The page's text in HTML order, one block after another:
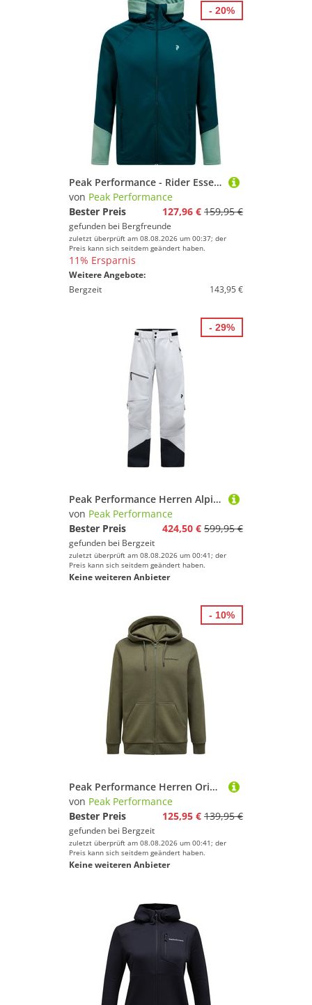
Peak Performance - Rider Essentials Zip Hood - Fleecejacke Gr XL blau
von Peak Performance
Bester Preis
127,96 € 159,95 €
gefunden bei Bergfreunde
zuletzt überprüft am 08.08.2026 um 00:37; der
Preis kann sich seitdem geändert haben.
11% Ersparnis
Weitere Angebote:
Bergzeit
143,95 €
- 20%
Peak Performance Herren Alpine GTX 3l Hose
von Peak Performance
Bester Preis
424,50 € 599,95 €
gefunden bei Bergzeit
zuletzt überprüft am 08.08.2026 um 00:41; der
Preis kann sich seitdem geändert haben.
Keine weiteren Anbieter
- 29%
Peak Performance Herren Original Small Logo Hoodie Jacke
von Peak Performance
Bester Preis
125,95 € 139,95 €
gefunden bei Bergzeit
zuletzt überprüft am 08.08.2026 um 00:41; der
Preis kann sich seitdem geändert haben.
Keine weiteren Anbieter
- 10%